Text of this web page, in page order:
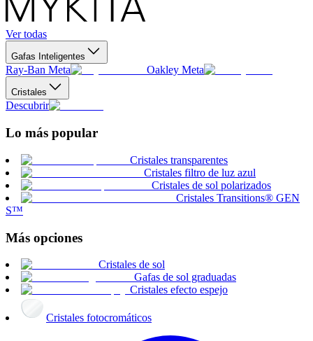
Ver todas
Gafas Inteligentes
Ray-Ban Meta Oakley Meta
Cristales
Descubrir
Lo más popular
Cristales transparentes
Cristales filtro de luz azul
Cristales de sol polarizados
Cristales Transitions® GEN
S™
Más opciones
Cristales de sol
Gafas de sol graduadas
Cristales efecto espejo
Cristales fotocromáticos